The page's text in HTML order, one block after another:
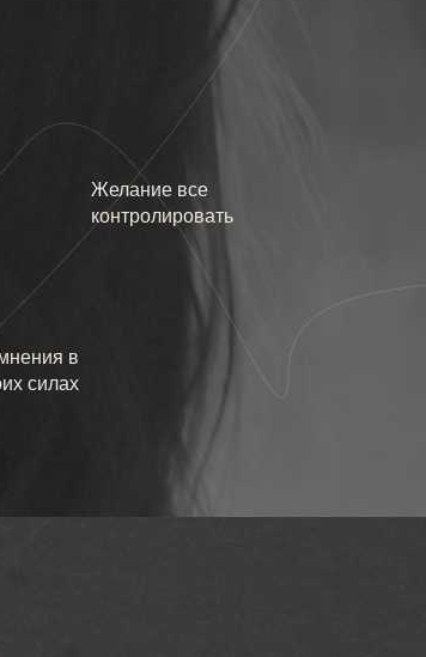
Желание все
контролировать
в
силах